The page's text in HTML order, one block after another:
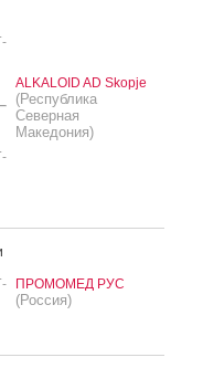
ALKALOID AD Skopje
(Республика
Северная
Македония)
ПРОМОМЕД РУС
(Россия)